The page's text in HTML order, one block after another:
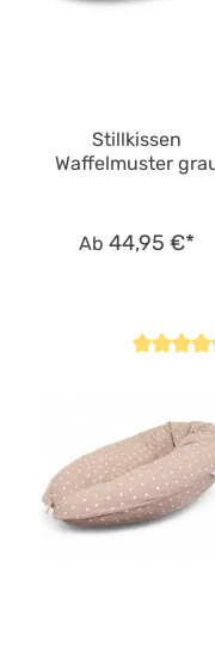
Stillkissen
Waffelmuster
Ab 44,95 €*